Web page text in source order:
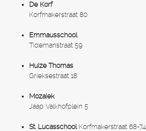
De Korf
Korfmakerstraat 80
Emmausschool
Tidemanstraat 59
Huize Thomas
Grieksestraat 18
Mozaiek
Jaap Valkhofplein 5
St. LucasschoolKorfmakerstraat 68-74